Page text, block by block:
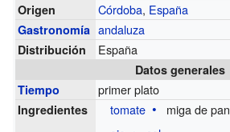
Origen
Córdoba, España
Gastronomía andaluza
Distribución España
Datos generales
Tiempo
primer plato
Ingredientes tomate miga de pan